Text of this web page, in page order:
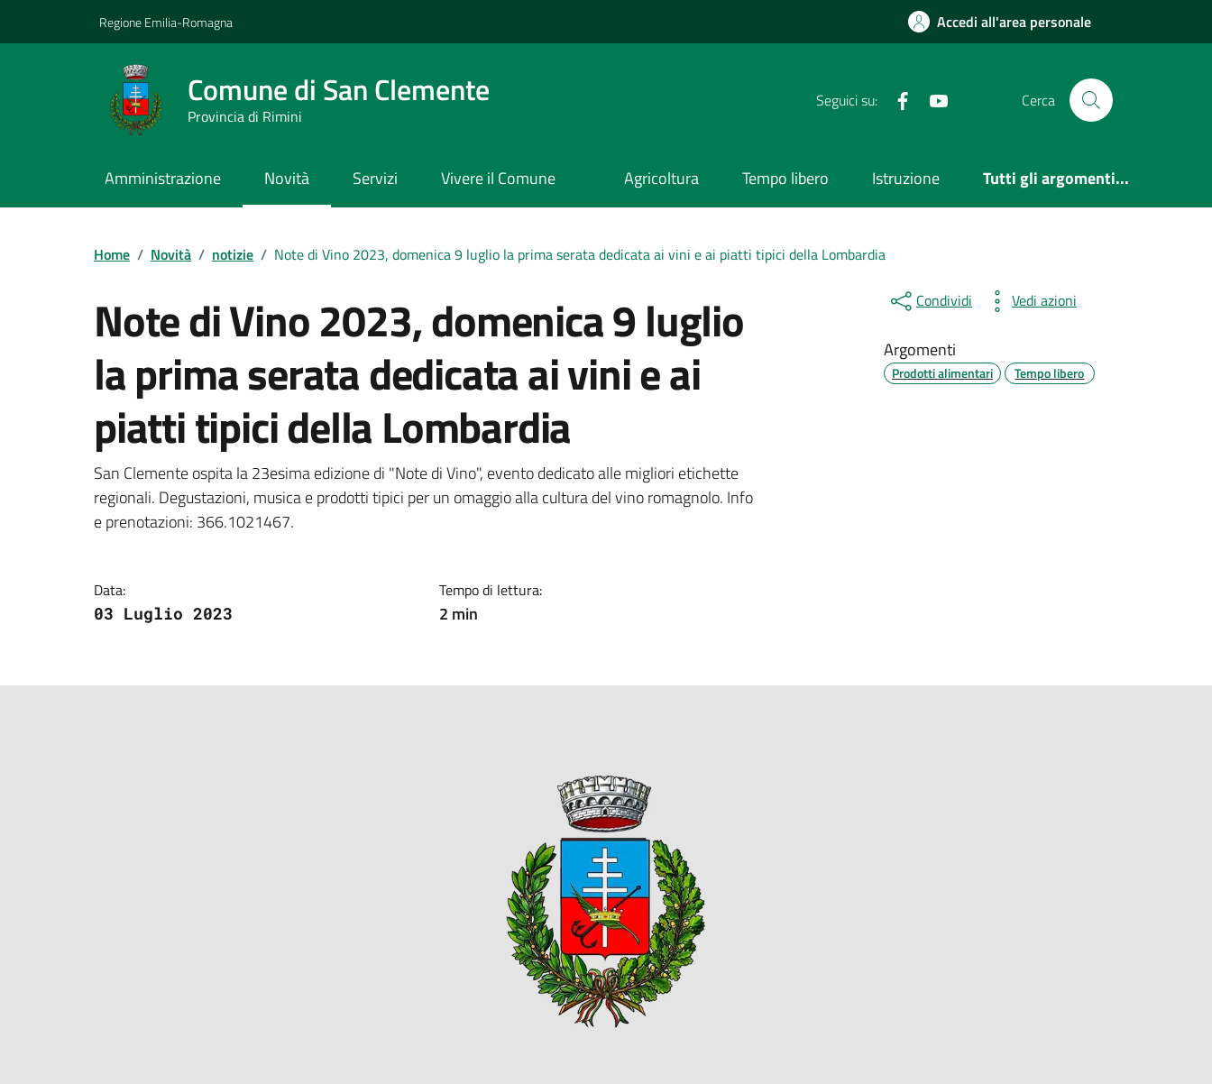
Regione Emilia-Romagna Accedi all'area personale
Comune di San Clemente
Provincia di Rimini
Seguici su: Facebook Cerca
Amministrazione Novità Servizi Vivere il Comune Agricoltura Tempo libero Istruzione Tutti gli argomenti...
Home / Novità / notizie / Note di Vino 2023, domenica 9 luglio la prima serata dedicata ai vini e ai piatti tipici della Lombardia
Note di Vino 2023, domenica 9 luglio
la prima serata dedicata ai vini e ai
piatti tipici della Lombardia
Dettagli della notizia
San Clemente ospita la 23esima edizione di "Note di Vino", evento dedicato alle migliori etichette
regionali. Degustazioni, musica e prodotti tipici per un omaggio alla cultura del vino romagnolo. Info
e prenotazioni: 366.1021467.
Data:
03 Luglio 2023
Tempo di lettura:
2 min
Condividi Vedi azioni
Argomenti
Prodotti alimentari Tempo libero